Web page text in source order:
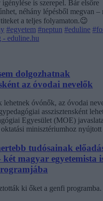
is szerepel. Bár elsőre
néhány lépésből megvan –
a teljes folyamaton.😉
#egyetem #neptun #eduline
- eduline.hu
dolgozhatnak
az óvodai nevelők
lehetnek óvónők, az óvodai
asszisztensként
Egyesület (MOE)
minisztériumhoz nyújtott
tudósainak
magyar egyetemista
ki őket a genfi programba.